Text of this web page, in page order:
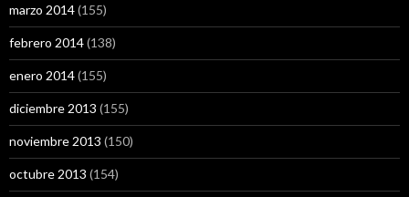
marzo 2014(155)
febrero 2014(138)
enero 2014(155)
diciembre 2013 (155)
noviembre 2013 (150)
octubre 2013 (154)